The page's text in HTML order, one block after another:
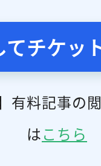
てチケッ
有料記事の
はこちら